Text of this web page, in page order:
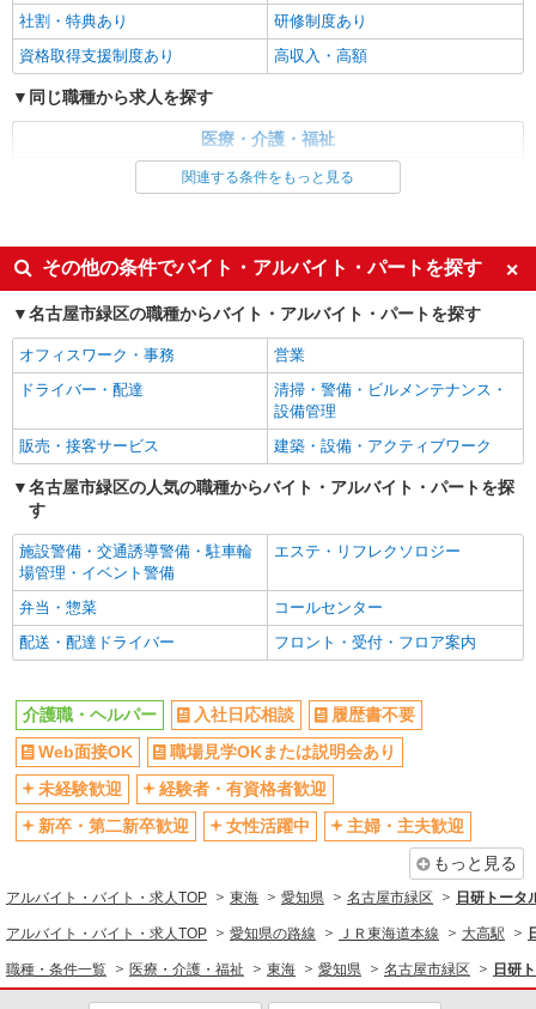
エイジフリーハウス名古屋篠の風
サービス付き高齢者向け住宅／介護職／遅出の
み
時給1,193円〜1,257円 ※経験・能力・資格等
他資格 時給1,193円 ※一律処遇改善加算含む 〇時
間外勤務手当 〇土日祝勤務手当 〇夜勤手当 〇深
夜勤務手当 〇年末年始勤務手当 〇早朝7:00〜
エイジフリーハウス名古屋篠の風 愛知県名古
屋市緑区相川3丁目243番
パート
サ高住小規模多機能／介護職／16-20時
時給1,193円〜1,257円 ※経験・能力・資格等
による 社会福祉士・介護福祉士 時給1,257円 その
他資格 時給1,193円
エイジフリーハウス名古屋篠の風 愛知県名古
屋市緑区相川3丁目243番
キープ 詳細を見る
パート
エイジフリーハウス名古屋篠の風
介護職／サービス付き高齢者向け住宅／夜勤専
時給1,193円〜1,257円 ※経験・能力・資格等
による 社会福祉士・介護福祉士 時給1,257円 その
間外勤務手当 〇土日祝勤務手当 〇夜勤手当 〇年
末年始勤務手当
屋市緑区相川3丁目243番
キープ 詳細を見る
パート
パナソニック エイジフリーケアセンターみどり
時給1193円〜1257円 ※経験・能力・資格等に
よる 社会福祉士・介護福祉士 時給1257円 その他
資格 時給1193円 ※一律処遇改善加算含む 〇時間
外勤務手当 〇土日祝勤務手当 〇無事故無違反表彰
金 〇年末年始勤務手当
り 愛知県名古屋市緑区相川3-38
社割・特典あり
研修制度あり
資格取得支援制度あり
高収入・高額
同じ職種から求人を探す
医療・介護・福祉
未経験歓迎
ミドル（40代～）活躍中
週2～3日勤務OK
深夜
交通費支給
社会保険あり
関連する条件をもっと見る
その他の条件でバイト・アルバイト・パートを探す
名古屋市緑区の職種からバイト・アルバイト・パートを探す
オフィスワーク・事務
営業
ドライバー・配達
清掃・警備・ビルメンテナンス・
設備管理
販売・接客サービス
建築・設備・アクティブワーク
名古屋市緑区の人気の職種からバイト・アルバイト・パートを探
す
施設警備・交通誘導警備・駐車輪
場管理・イベント警備
エステ・リフレクソロジー
弁当・惣菜
コールセンター
配送・配達ドライバー
フロント・受付・フロア案内
介護職・ヘルパー 入社日応相談
履歴書不要
Web面接OK
職場見学OKまたは説明会あり
未経験歓迎
経験者・有資格者歓迎
新卒・第二新卒歓迎
女性活躍中
主婦・主夫歓迎
もっと見る
アルバイト・バイト・求人TOP 東海 愛知県 名古屋市緑区 日研トータ
アルバイト・バイト・求人TOP 愛知県の路線 ＪＲ東海道本線 大高駅
職種・条件一覧 医療・介護・福祉 東海 愛知県 名古屋市緑区 日研